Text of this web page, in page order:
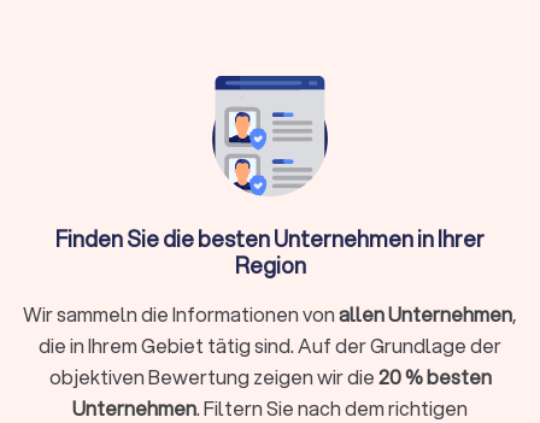
Buchungsvorlauf:Kurzfristige Anfragen ab 48
Stunden möglich, größere Events brauchen 6-12
Wochen Vorbereitung
Filtern Sie nach Küche und Anlass,
vergleichen Sie bis zu vier Angebote kostenlos
und buchen Sie direkt
Welche Catering-Varianten können Sie
buchen?
Die Auswahl an verfügbaren Optionen in Hasbergen ist groß.
Finden Sie die besten Unternehmen in Ihrer
Region
Wir sammeln die Informationen vonallen Unternehmen,
die in Ihrem Gebiet tätig sind. Auf der Grundlage der
objektiven Bewertung zeigen wir die20 % besten
Unternehmen. Filtern Sie nach dem richtigen